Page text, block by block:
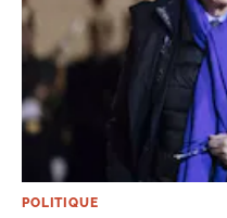
POLITIQUE